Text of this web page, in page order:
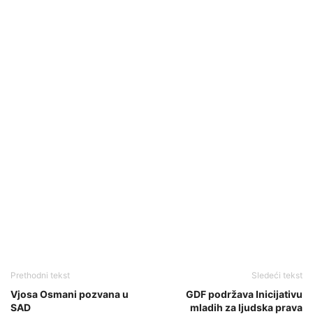
Prethodni tekst
Vjosa Osmani pozvana u
SAD
Sledeći tekst
GDF podržava Inicijativu
mladih za ljudska prava